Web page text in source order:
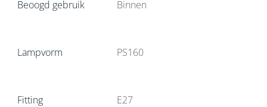
Beoogd gebruik Binnen
Lampvorm PS160
Fitting E27